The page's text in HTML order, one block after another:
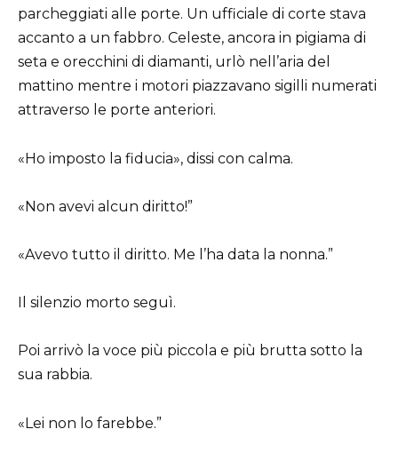
parcheggiati alle porte. Un ufficiale di corte stava
accanto a un fabbro. Celeste, ancora in pigiama di
seta e orecchini di diamanti, urlò nell’aria del
mattino mentre i motori piazzavano sigilli numerati
attraverso le porte anteriori.
«Ho imposto la fiducia», dissi con calma.
«Non avevi alcun diritto!”
«Avevo tutto il diritto. Me l’ha data la nonna.”
Il silenzio morto seguì.
Poi arrivò la voce più piccola e più brutta sotto la
sua rabbia.
«Lei non lo farebbe.”